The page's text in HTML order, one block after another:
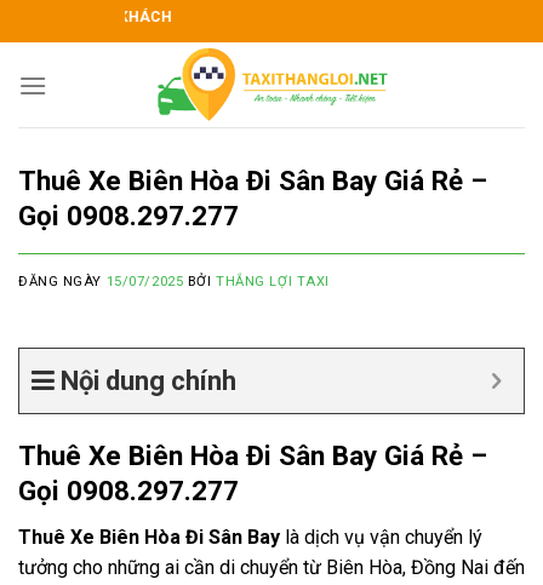
to
content
Thuê Xe Biên Hòa Đi Sân Bay Giá Rẻ –
Gọi 0908.297.277
ĐĂNG NGÀY 15/07/2025 BỞITHẮNG LỢI TAXI
Nội dung chính
Thuê Xe Biên Hòa Đi Sân Bay Giá Rẻ –
Gọi 0908.297.277
Thuê Xe Biên Hòa Đi Sân Bay là dịch vụ vận chuyển lý
tưởng cho những ai cần di chuyển từ Biên Hòa, Đồng Nai đến